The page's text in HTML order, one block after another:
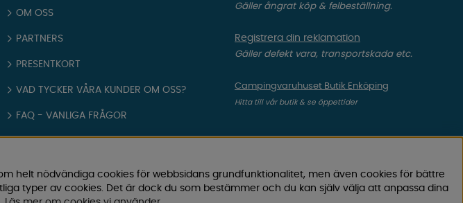
OM OSS
PARTNERS
PRESENTKORT
VAD TYCKER VÅRA KUNDER OM OSS?
FAQ - VANLIGA FRÅGOR
KÖPVILLKOR
Gäller ångrat köp & felbeställning.
Registrera din reklamation
Gäller defekt vara, transportskada etc.
Campingvaruhuset Butik Enköping
Hitta till vår butik & se öppettider
helt nödvändiga cookies för webbsidans grundfunktionalitet, men även cookies för bättre
typer av cookies. Det är dock du som bestämmer och du kan själv välja att anpassa dina